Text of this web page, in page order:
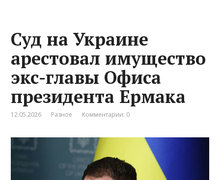
Суд на Украине
арестовал имущество
экс-главы Офиса
президента Ермака
12.05.2026 Разное Комментарии: 0